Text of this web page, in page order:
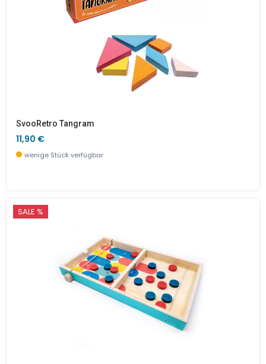
SvooRetro Tangram
11,90 €
wenige Stück verfügbar
SALE %